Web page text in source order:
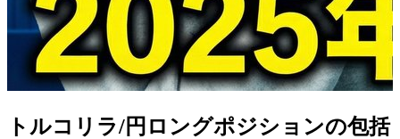
トルコリラ/円ロングポジションの包括